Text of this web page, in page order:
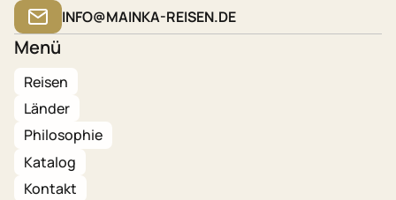
INFO@MAINKA-REISEN.DE
Menü
Reisen
Länder
Philosophie
Katalog
Kontakt